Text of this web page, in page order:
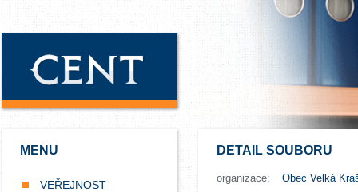
MENU
VEŘEJNOST
DETAIL SOUBORU
organizace: Obec Velká